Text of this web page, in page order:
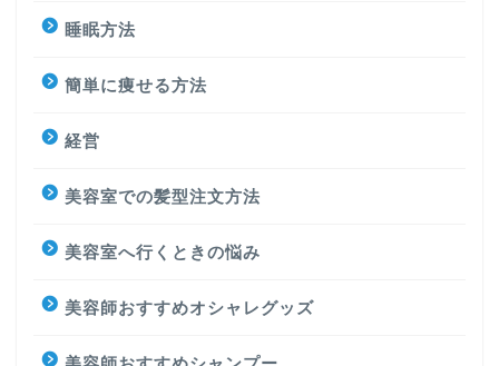
睡眠方法
簡単に痩せる方法
経営
美容室での髪型注文方法
美容室へ行くときの悩み
美容師おすすめオシャレグッズ